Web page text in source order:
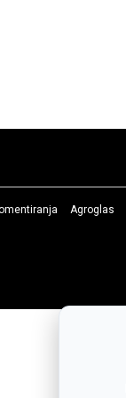
Agroglas